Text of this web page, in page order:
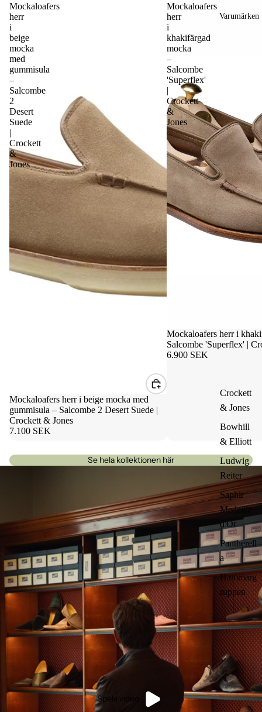
Varumärken
Crockett
& Jones
Bowhill
& Elliott
Ludwig
Reiter
Saphir
Medaille
d'Or
Pantherell
a
Hammarg
ruppen
Mockaloafers
herr
i
beige
mocka
med
gummisula
–
Salcombe
2
Desert
Suede
|
Crockett
&
Jones
Mockaloafers herr i beige mocka med
gummisula – Salcombe 2 Desert Suede |
Crockett & Jones
7.100 SEK
Mockaloafers
herr
i
khakifärgad
mocka
–
Salcombe
'Superflex'
|
Crockett
&
Jones
Mockaloafers herr i
Salcombe 'Superflex' |
6.900 SEK
Se hela kollektionen här
Spela video